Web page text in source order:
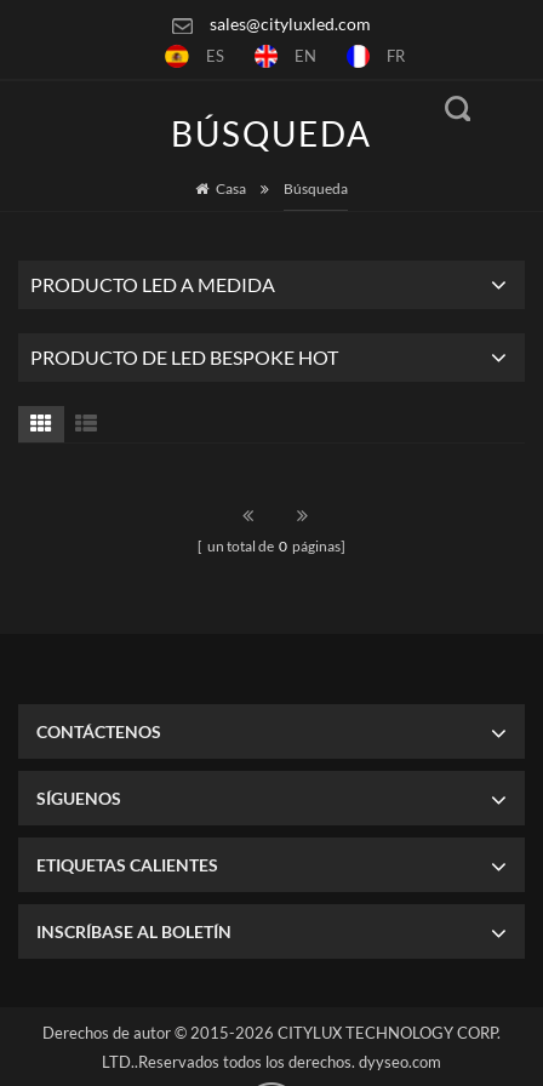
sales@cityluxled.com
ES EN FR
BÚSQUEDA
Casa Búsqueda
PRODUCTO LED A MEDIDA
PRODUCTO DE LED BESPOKE HOT
[ un total de 0 páginas]
CONTÁCTENOS
SÍGUENOS
ETIQUETAS CALIENTES
INSCRÍBASE AL BOLETÍN
Derechos de autor © 2015-2026 CITYLUX TECHNOLOGY CORP.
LTD..Reservados todos los derechos. dyyseo.com